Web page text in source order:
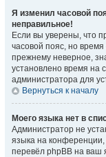
Я изменил часовой
неправильное!
Если вы уверены, что
часовой пояс, но
прежнему неверное,
установлено время на
администратора для
Вернуться к началу
Моего языка нет в
Администратор не
языка на
перевёл phpBB на ваш